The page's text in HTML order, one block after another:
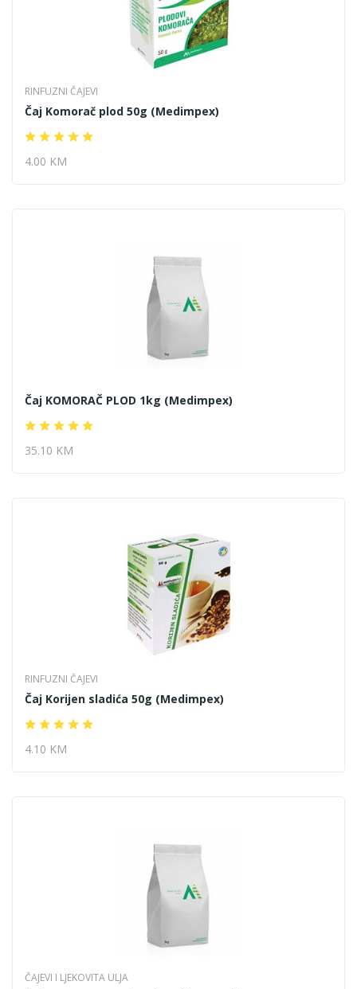
RINFUZNI ČAJEVI
Čaj Komorač plod 50g (Medimpex)
4.00 KM
Čaj KOMORAČ PLOD 1kg (Medimpex)
35.10 KM
RINFUZNI ČAJEVI
Čaj Korijen sladića 50g (Medimpex)
4.10 KM
ČAJEVI I LJEKOVITA ULJA